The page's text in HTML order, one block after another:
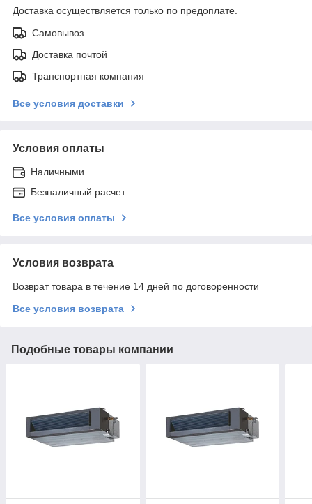
Доставка осуществляется только по предоплате.
Самовывоз
Доставка почтой
Транспортная компания
Все условия доставки
Условия оплаты
Наличными
Безналичный расчет
Все условия оплаты
Условия возврата
Возврат товара в течение 14 дней по договоренности
Все условия возврата
Подобные товары компании